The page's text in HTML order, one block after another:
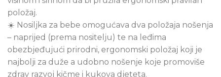
položaj.
☀️ Nosiljka za bebe omogućava dva položaja nošenja
– naprijed (prema nositelju) te na leđima
obezbjeđujući prirodni, ergonomski položaj koji je
najbolji za duže a udobno nošenje koje promoviše
zdrav razvoj kičme i kukova djeteta.